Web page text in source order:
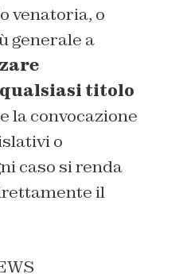
venatoria, o
generale a
titolo
la convocazione
o
caso si renda
il